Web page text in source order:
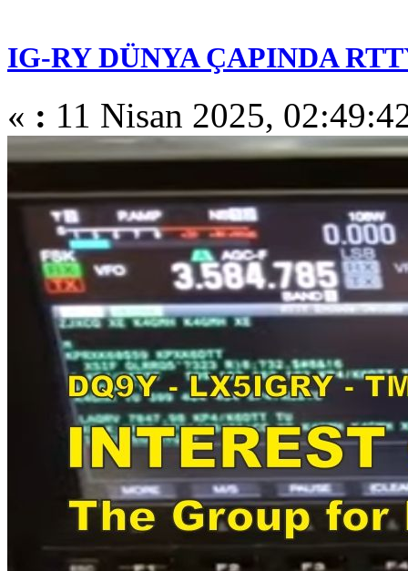
IG-RY DÜNYA ÇAPINDA
« : 11 Nisan 2025,